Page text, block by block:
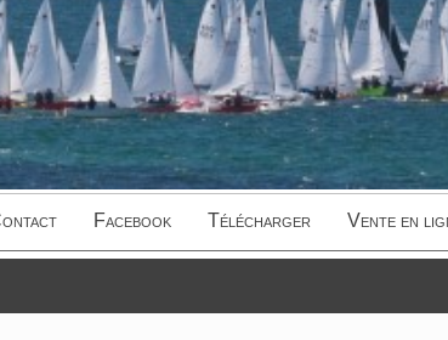
Facebook Télécharger Vente en